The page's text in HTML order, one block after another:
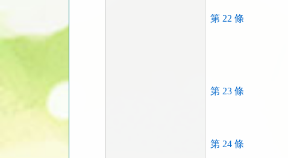
第 22 條
第 23 條
第 24 條